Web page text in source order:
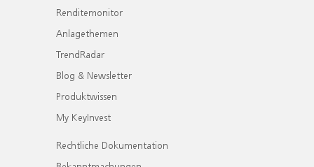
Renditemonitor
Anlagethemen
TrendRadar
Blog & Newsletter
Produktwissen
My KeyInvest
Rechtliche Dokumentation